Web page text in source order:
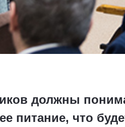
должны
питание, что